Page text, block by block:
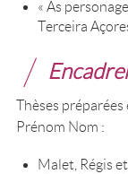
« As
Terceira
Thèses
Prénom Nom :
Malet, Régis